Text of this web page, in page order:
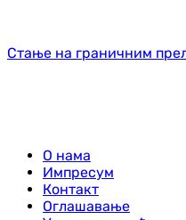
Стање на граничним
О нама
Импресум
Контакт
Оглашавање